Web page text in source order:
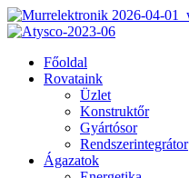
Főoldal
Rovataink
Üzlet
Konstruktőr
Gyártósor
Rendszerintegrátor
Ágazatok